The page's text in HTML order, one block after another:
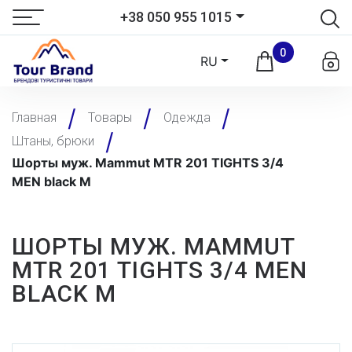
+38 050 955 1015
RU
0
Главная Товары
Одежда
Штаны, брюки
Шорты муж. Mammut MTR 201 TIGHTS 3/4
MEN black M
ШОРТЫ МУЖ. MAMMUT
MTR 201 TIGHTS 3/4 MEN
BLACK M